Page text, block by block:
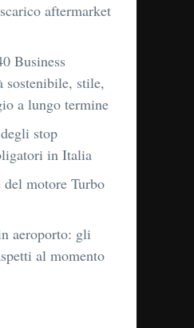
aftermarket
Business
stile,
a lungo termine
stop
in Italia
motore Turbo
aeroporto: gli
al momento